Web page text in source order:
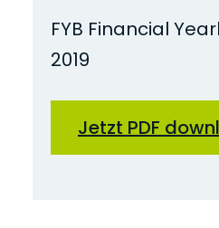
FYB Financial
2019
Jetzt PDF